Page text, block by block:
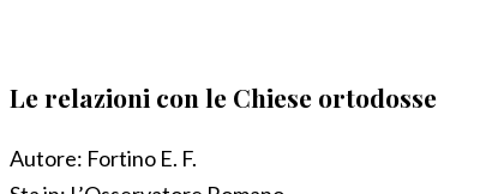
Le relazioni con le Chiese ortodosse
Autore: Fortino E. F.